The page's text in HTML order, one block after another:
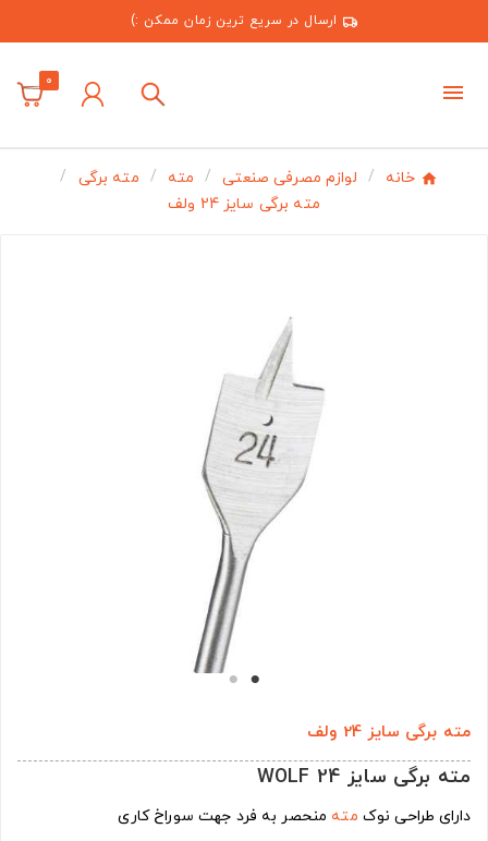
ارسال در سریع ترین زمان ممکن :)
0
خانه لوازم مصرفی صنعتی مته
مته برگی
مته برگی سایز 24 ولف
مته برگی سایز 24 ولف
مته برگی سایز 24 WOLF
دارای طراحی نوک مته منحصر به فرد جهت سوراخ کاری